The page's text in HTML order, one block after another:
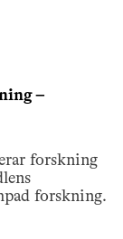
–
forskning
forskning.